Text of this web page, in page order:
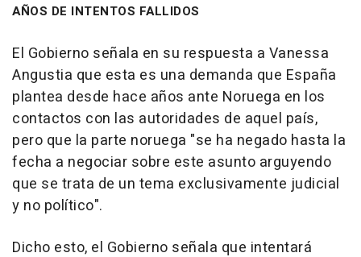
AÑOS DE INTENTOS FALLIDOS
El Gobierno señala en su respuesta a Vanessa
Angustia que esta es una demanda que España
plantea desde hace años ante Noruega en los
contactos con las autoridades de aquel país,
pero que la parte noruega "se ha negado hasta la
fecha a negociar sobre este asunto arguyendo
que se trata de un tema exclusivamente judicial
y no político".
Dicho esto, el Gobierno señala que intentará